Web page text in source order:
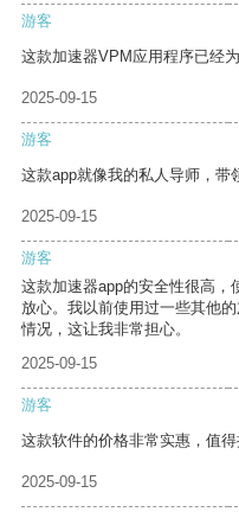
游客
这款加速器VPM应用程序已经
2025-09-15
游客
这款app就像我的私人导师，带
2025-09-15
游客
这款加速器app的安全性很高，
放心。我以前使用过一些其他
情况，这让我非常担心。
2025-09-15
游客
这款软件的价格非常实惠，值得
2025-09-15